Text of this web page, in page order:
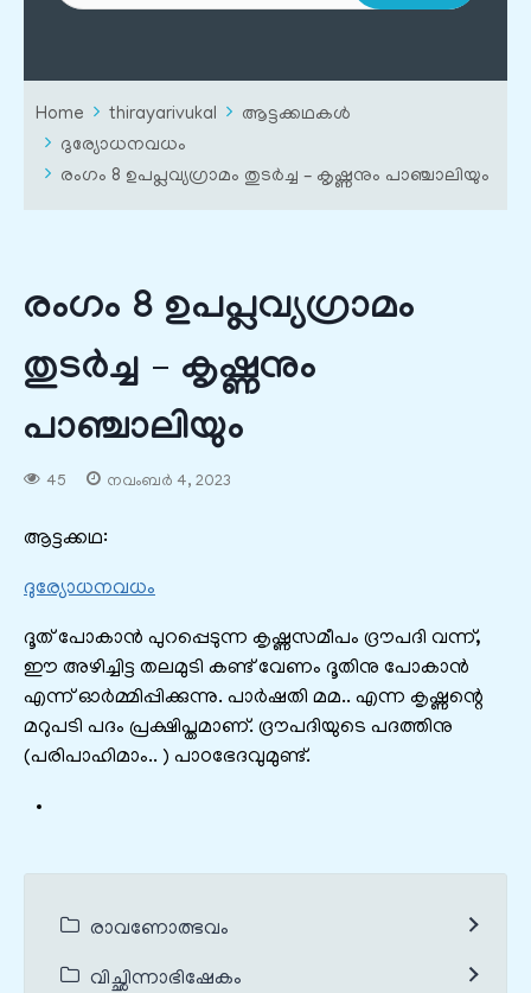
Home thirayarivukal
ആട്ടക്കഥകൾ
ദുര്യോധനവധം
രംഗം 8 ഉപപ്ലവ്യഗ്രാമം തുടർച്ച – കൃഷ്ണനും പാഞ്ചാലിയും
രംഗം 8 ഉപപ്ലവ്യഗ്രാമം
തുടർച്ച – കൃഷ്ണനും
പാഞ്ചാലിയും
45 നവംബർ 4, 2023
ആട്ടക്കഥ:
ദുര്യോധനവധം
ദൂത് പോകാൻ പുറപ്പെടുന്ന കൃഷ്ണസമീപം ദ്രൗപദി വന്ന്,
ഈ അഴിച്ചിട്ട തലമുടി കണ്ട് വേണം ദൂതിനു പോകാൻ
എന്ന് ഓർമ്മിപ്പിക്കുന്നു. പാർഷതി മമ.. എന്ന കൃഷ്ണന്റെ
മറുപടി പദം പ്രക്ഷിപ്തമാണ്. ദ്രൗപദിയുടെ പദത്തിനു
(പരിപാഹിമാം.. ) പാഠഭേദവുമുണ്ട്.
രാവണോത്ഭവം
വിച്ഛിന്നാഭിഷേകം